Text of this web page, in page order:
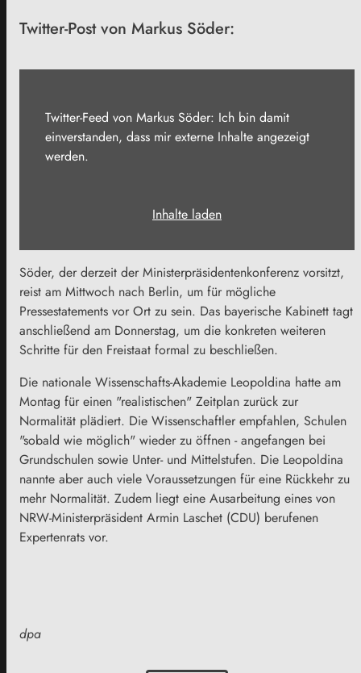
Twitter-Post von Markus Söder:
Twitter-Feed von Markus Söder: Ich bin damit
einverstanden, dass mir externe Inhalte angezeigt
werden.
Inhalte laden
Söder, der derzeit der Ministerpräsidentenkonferenz vorsitzt,
reist am Mittwoch nach Berlin, um für mögliche
Pressestatements vor Ort zu sein. Das bayerische Kabinett tagt
anschließend am Donnerstag, um die konkreten weiteren
Schritte für den Freistaat formal zu beschließen.
Die nationale Wissenschafts-Akademie Leopoldina hatte am
Montag für einen "realistischen" Zeitplan zurück zur
Normalität plädiert. Die Wissenschaftler empfahlen, Schulen
"sobald wie möglich" wieder zu öffnen - angefangen bei
Grundschulen sowie Unter- und Mittelstufen. Die Leopoldina
nannte aber auch viele Voraussetzungen für eine Rückkehr zu
mehr Normalität. Zudem liegt eine Ausarbeitung eines von
NRW-Ministerpräsident Armin Laschet (CDU) berufenen
Expertenrats vor.
dpa